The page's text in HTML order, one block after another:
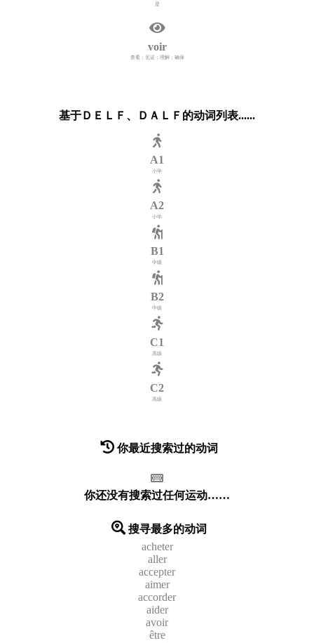
是
voir
查看；见证；理解；确保
基于ＤＥＬＦ、ＤＡＬＦ的动词列表......
A1
小学
A2
小学
B1
中级
B2
中级
C1
高级
C2
高级
你最近搜索过的动词
你还没有搜索过任何运动……
搜寻最多的动词
acheter
aller
accepter
aimer
accorder
aider
avoir
être